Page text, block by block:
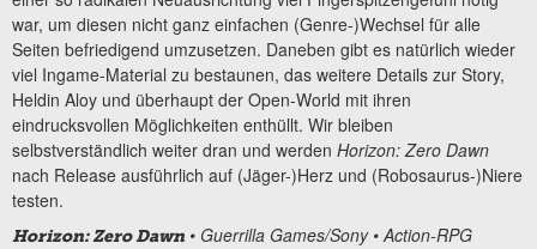
war, um diesen nicht ganz einfachen (Genre-)Wechsel für alle
Seiten befriedigend umzusetzen. Daneben gibt es natürlich wieder
viel Ingame-Material zu bestaunen, das weitere Details zur Story,
Heldin Aloy und überhaupt der Open-World mit ihren
eindrucksvollen Möglichkeiten enthüllt. Wir bleiben
selbstverständlich weiter dran und werden Horizon: Zero Dawn
nach Release ausführlich auf (Jäger-)Herz und (Robosaurus-)Niere
testen.
Horizon: Zero Dawn • Guerrilla Games/Sony • Action-RPG